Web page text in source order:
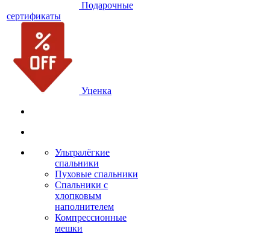
Подарочные
сертификаты
Уценка
Ультралёгкие
спальники
Пуховые спальники
Спальники с
хлопковым
наполнителем
Компрессионные
мешки